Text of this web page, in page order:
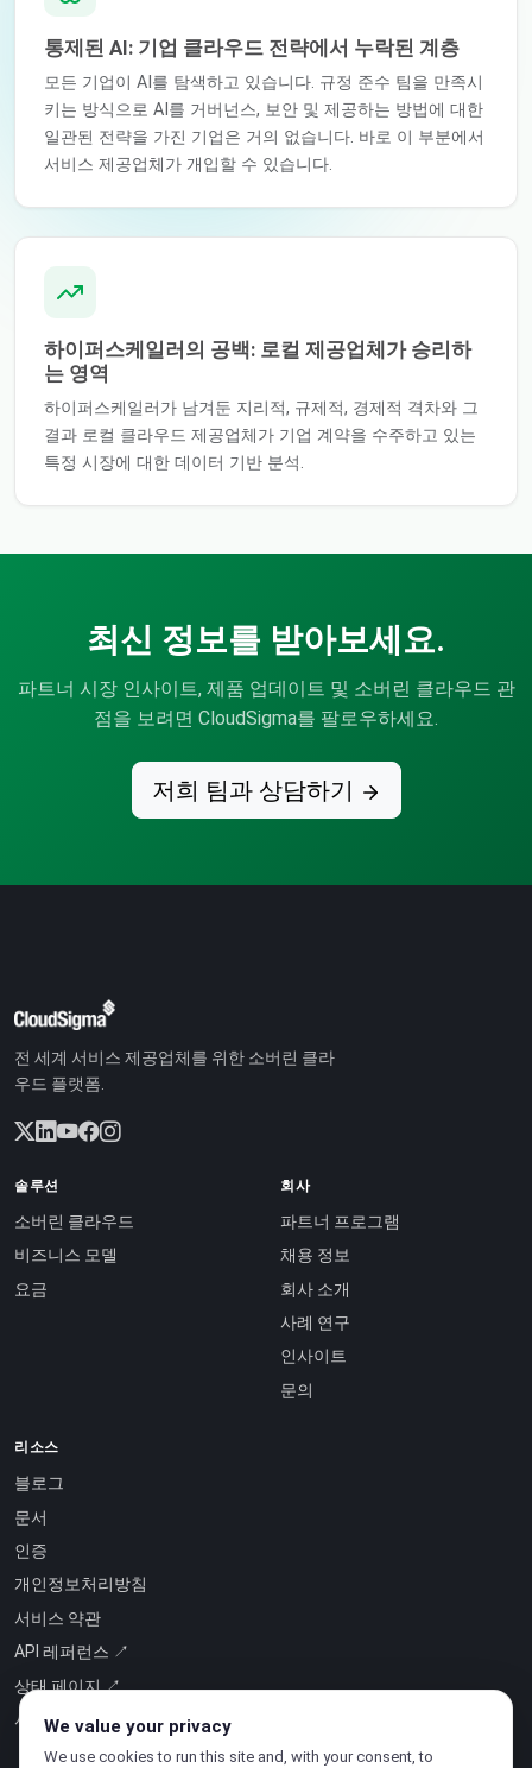
통제된 AI: 기업 클라우드 전략에서 누락된 계층
모든 기업이 AI를 탐색하고 있습니다. 규정 준수 팀을 만족시
키는 방식으로 AI를 거버넌스, 보안 및 제공하는 방법에 대한
일관된 전략을 가진 기업은 거의 없습니다. 바로 이 부분에서
서비스 제공업체가 개입할 수 있습니다.
하이퍼스케일러의 공백: 로컬 제공업체가 승리하
는 영역
하이퍼스케일러가 남겨둔 지리적, 규제적, 경제적 격차와 그
결과 로컬 클라우드 제공업체가 기업 계약을 수주하고 있는
특정 시장에 대한 데이터 기반 분석.
최신 정보를 받아보세요.
파트너 시장 인사이트, 제품 업데이트 및 소버린 클라우드 관
점을 보려면 CloudSigma를 팔로우하세요.
저희 팀과 상담하기
전 세계 서비스 제공업체를 위한 소버린 클라
우드 플랫폼.
솔루션
소버린 클라우드
비즈니스 모델
요금
회사
파트너 프로그램
채용 정보
회사 소개
사례 연구
인사이트
문의
리소스
블로그
문서
인증
개인정보처리방침
서비스 약관
API 레퍼런스 ↗
상태 페이지 ↗
서비스형 인텔리전스 ↗
We value your privacy
We use cookies to run this site and, with your consent, to